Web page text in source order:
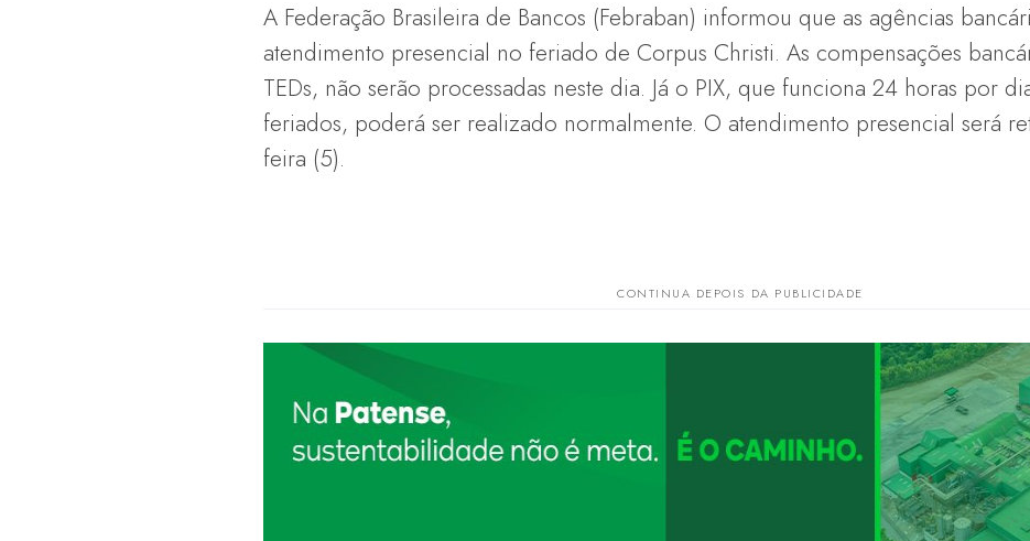
A Federação Brasileira de Bancos (Febraban) informou que as agências
atendimento presencial no feriado de Corpus Christi. As compensações
TEDs, não serão processadas neste dia. Já o PIX, que funciona 24 horas por
feriados, poderá ser realizado normalmente. O atendimento presencial será
feira (5).